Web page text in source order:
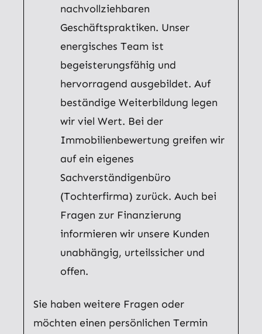
nachvollziehbaren
Geschäftspraktiken. Unser
energisches Team ist
begeisterungsfähig und
hervorragend ausgebildet. Auf
beständige Weiterbildung legen
wir viel Wert. Bei der
Immobilienbewertung greifen wir
auf ein eigenes
Sachverständigenbüro
(Tochterfirma) zurück. Auch bei
Fragen zur Finanzierung
informieren wir unsere Kunden
unabhängig, urteilssicher und
offen.
Sie haben weitere Fragen oder
möchten einen persönlichen Termin